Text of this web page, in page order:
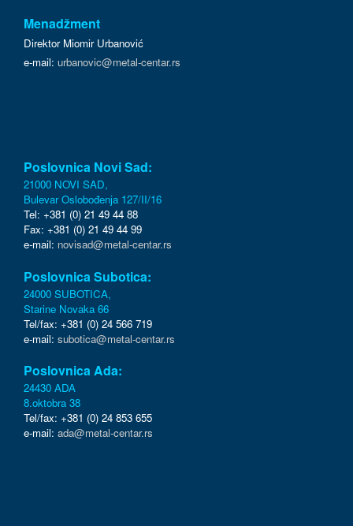
Menadžment
Direktor Miomir Urbanović
e-mail: urbanovic@metal-centar.rs
Poslovnica Novi Sad:
21000 NOVI SAD,
Bulevar Oslobođenja 127/II/16
Tel: +381 (0) 21 49 44 88
Fax: +381 (0) 21 49 44 99
e-mail: novisad@metal-centar.rs
Poslovnica Subotica:
24000 SUBOTICA,
Starine Novaka 66
Tel/fax: +381 (0) 24 566 719
e-mail: subotica@metal-centar.rs
Poslovnica Ada:
24430 ADA
8.oktobra 38
Tel/fax: +381 (0) 24 853 655
e-mail: ada@metal-centar.rs